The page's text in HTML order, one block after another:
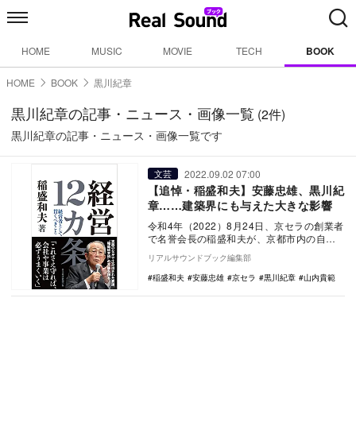
HOME MUSIC MOVIE TECH BOOK
HOME BOOK 黒川紀章
黒川紀章の記事・ニュース・画像一覧 (2件)
黒川紀章の記事・ニュース・画像一覧です
文芸 2022.09.02 07:00
【追悼・稲盛和夫】安藤忠雄、黒川紀
章……建築界にも与えた大きな影響
令和4年（2022）8月24日、京セラの創業者
で名誉会長の稲盛和夫が、京都市内の自宅
で老衰のため死去した。90歳だった。
稲…
リアルサウンドブック編集部
稲盛和夫
安藤忠雄 京セラ 黒川紀章 山内貴範